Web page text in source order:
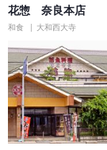
花惣 奈良本店
和食 大和西大寺